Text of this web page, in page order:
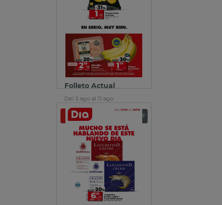
Folleto Actual
Del 5 ago al 11 ago
Ver folleto Descargar PDF